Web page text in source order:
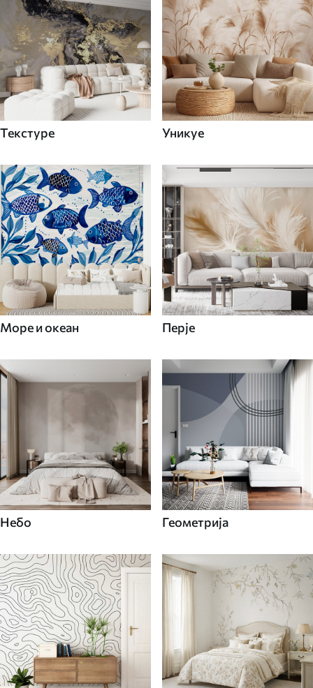
Текстуре Уникуе
Море и океан Перје
Небо Геометрија